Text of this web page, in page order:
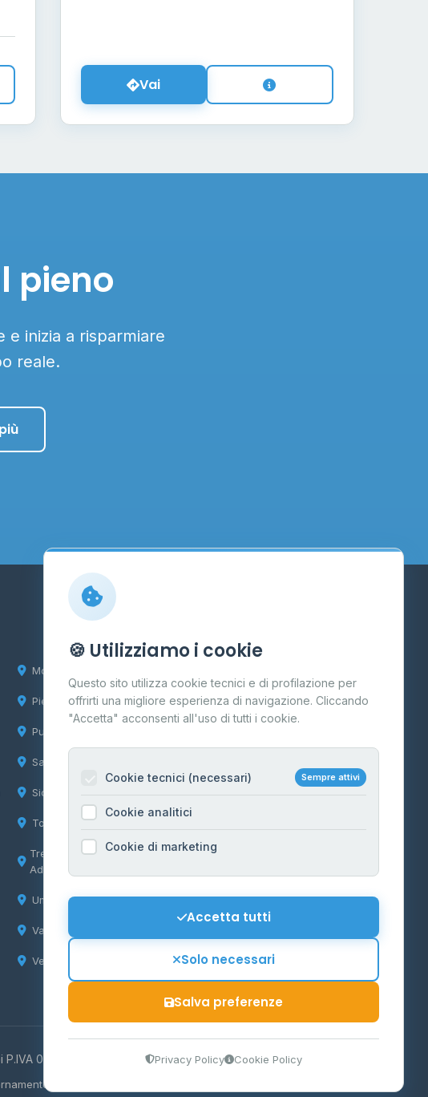
Vai
pieno
e inizia a risparmiare
reale.
Molise
Piemonte
Puglia
Sardegna
Sicilia
Toscana
Trentino-Alto
Adige
Umbria
Valle d'Aosta
Veneto
Contatti
Per gestori
Informazioni legali
Privacy Policy
Cookie Policy
Mappa del sito
Contattaci
P.IVA 03859300364
quotidiano
🍪 Utilizziamo i cookie
Questo sito utilizza cookie tecnici e di profilazione per
offrirti una migliore esperienza di navigazione. Cliccando
"Accetta" acconsenti all'uso di tutti i cookie.
Cookie tecnici (necessari) Sempre attivi
Cookie analitici
Cookie di marketing
Accetta tutti
Solo necessari
Salva preferenze
Privacy Policy Cookie Policy